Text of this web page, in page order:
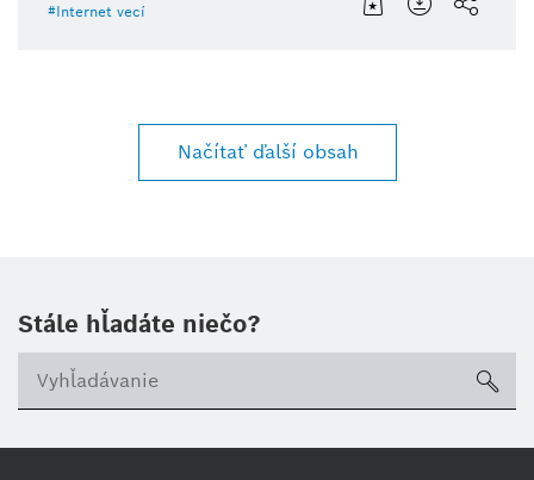
Internet vecí
Načítať ďalší obsah
Stále hľadáte niečo?